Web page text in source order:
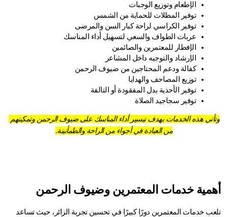
الإطعام وتوزيع الوجبات
توفير المظلات للحماية من الشمس
توفير الكراسي لراحة كبار السن والمرضى
عربات الطواف والسعي لتسهيل أداء المناسك
الإفطار للمعتمرين والصائمين
الإرشاد والتوجيه داخل المشاعر
كفالة ودعم المحتاجين من ضيوف الرحمن
توزيع المصاحف والهدايا
توفير الأحذية بدل المفقودة أو التالفة
توفير سجاجيد الصلاة
وتأتي هذه الخدمات بهدف تيسير أداء المناسك على ضيوف الرحمن وتمكينهم
من العبادة في أجواء من الراحة والطمأنينة.
خدمات المعتمرين وضيوف الرحمن
تلعب خدمات المعتمرين دورًا كبيرًا في تحسين تجربة الزائر، حيث تساعد